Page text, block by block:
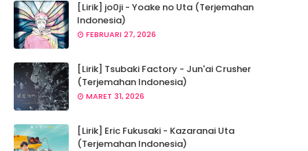
[Lirik] jo0ji - Yoake no Uta (Terjemahan
Indonesia)
FEBRUARI 27, 2026
[Lirik] Tsubaki Factory - Jun'ai Crusher
(Terjemahan Indonesia)
MARET 31, 2026
[Lirik] Eric Fukusaki - Kazaranai Uta
(Terjemahan Indonesia)